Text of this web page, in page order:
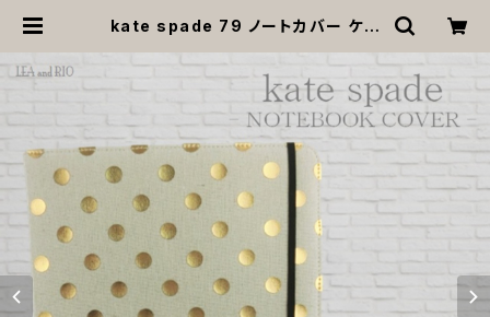
kate spade 79 ノートカバー ケイ
デスク 贈り物 プレゼント 学校 オフィ
ス | MOANA